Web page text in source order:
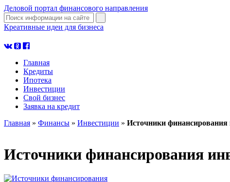
Деловой портал финансового направления
Креативные идеи для бизнеса
Главная
Кредиты
Ипотека
Инвестиции
Свой бизнес
Заявка на кредит
Главная » Финансы » Инвестиции » Источники финансирования
Источники финансирования